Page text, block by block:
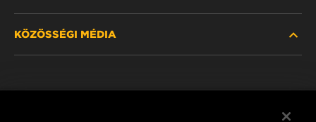
HOL KAPHATÓ
KÖZÖSSÉGI MÉDIA